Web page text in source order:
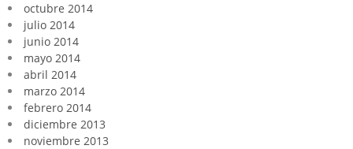
octubre 2014
julio 2014
junio 2014
mayo 2014
abril 2014
marzo 2014
febrero 2014
diciembre 2013
noviembre 2013